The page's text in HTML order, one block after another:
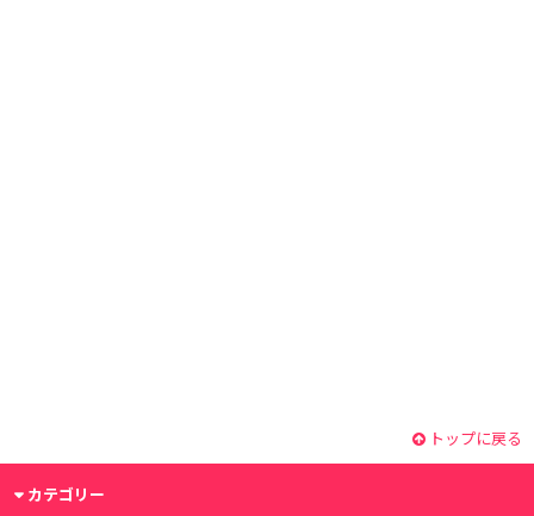
トップに戻る
カテゴリー